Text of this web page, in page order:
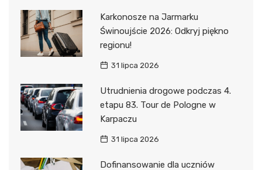
Karkonosze na Jarmarku
Świnoujście 2026: Odkryj piękno
regionu!
31 lipca 2026
Utrudnienia drogowe podczas 4.
etapu 83. Tour de Pologne w
Karpaczu
31 lipca 2026
Dofinansowanie dla uczniów